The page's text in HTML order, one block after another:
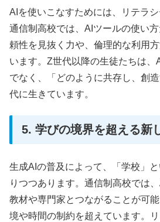
AIを使いこなすためには、リテラシ
通信制高校では、AIツールの使い
頼性を見抜く力や、倫理的な利用
います。Z世代以降の生徒たちは、
でなく、「どのように共存し、創
代に生きています。
5. 学びの境界を超える新
生成AIの普及によって、「学校」
りつつあります。通信制高校では
教材や専門家とつながることが可
境や時間の制約を超えています。